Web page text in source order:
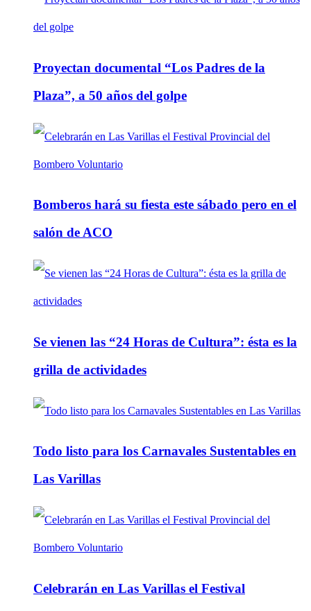
Proyectan documental “Los Padres de la
Plaza”, a 50 años del golpe
Bomberos hará su fiesta este sábado pero en el
salón de ACO
Se vienen las “24 Horas de Cultura”: ésta es la
grilla de actividades
Todo listo para los Carnavales Sustentables en
Las Varillas
Celebrarán en Las Varillas el Festival